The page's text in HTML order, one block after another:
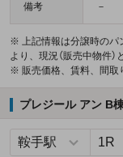
備考 －
※ 上記情報は分譲時のパ
より、現況（販売中物件
※ 販売価格、賃料、間取
プレジール アン B